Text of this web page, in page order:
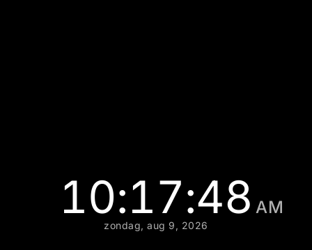
10:17:49 AM
zondag, aug 9, 2026